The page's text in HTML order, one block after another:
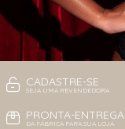
CADASTRE-SE
SEJA UMA REVENDEDORA
PRONTA-ENTREGA
DA FÁBRICA PARA SUA LOJA